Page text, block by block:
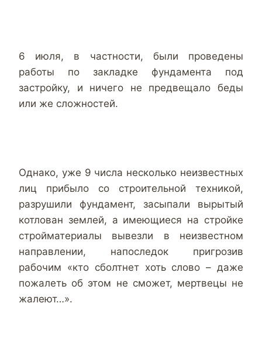
6 июля, в частности, были проведены
работы по закладке фундамента под
застройку, и ничего не предвещало беды
или же сложностей.
Однако, уже 9 числа несколько неизвестных
лиц прибыло со строительной техникой,
разрушили фундамент, засыпали вырытый
котлован землей, а имеющиеся на стройке
стройматериалы вывезли в неизвестном
направлении, напоследок пригрозив
рабочим «кто сболтнет хоть слово – даже
пожалеть об этом не сможет, мертвецы не
жалеют…».